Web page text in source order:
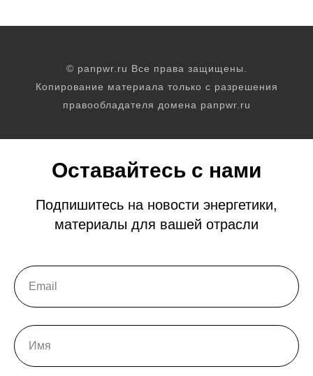
© panpwr.ru Все права защищены.
Копирование материала только с разрешения
правообладателя домена panpwr.ru
Оставайтесь с нами
Подпишитесь на новости энергетики,
материалы для вашей отрасли